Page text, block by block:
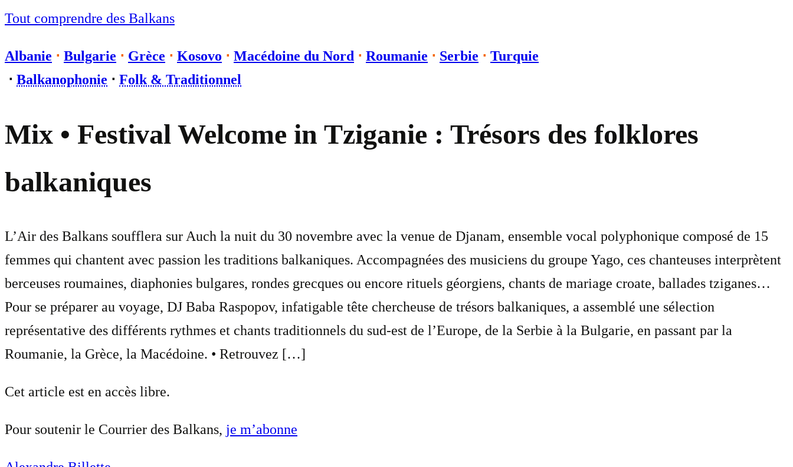
Tout comprendre des Balkans
Albanie ⋅ Bulgarie ⋅ Grèce ⋅ Kosovo ⋅ Macédoine du Nord ⋅ Roumanie ⋅ Serbie ⋅ Turquie
⋅ Balkanophonie ⋅ Folk & Traditionnel
Mix • Festival Welcome in Tziganie : Trésors des folklores
balkaniques
L’Air des Balkans soufflera sur Auch la nuit du 30 novembre avec la venue de Djanam, ensemble vocal polyphonique composé de 15
femmes qui chantent avec passion les traditions balkaniques. Accompagnées des musiciens du groupe Yago, ces chanteuses interprètent
berceuses roumaines, diaphonies bulgares, rondes grecques ou encore rituels géorgiens, chants de mariage croate, ballades tziganes…
Pour se préparer au voyage, DJ Baba Raspopov, infatigable tête chercheuse de trésors balkaniques, a assemblé une sélection
représentative des différents rythmes et chants traditionnels du sud-est de l’Europe, de la Serbie à la Bulgarie, en passant par la
Roumanie, la Grèce, la Macédoine. • Retrouvez […]
Cet article est en accès libre.
Pour soutenir le Courrier des Balkans, je m’abonne